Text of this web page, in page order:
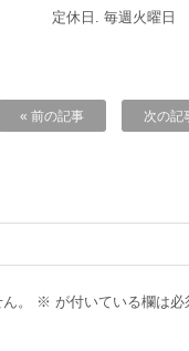
定休日. 毎週火曜日
« 前の記事 次の記
。 ※ が付いている欄は必